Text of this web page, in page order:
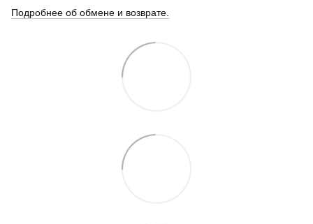
Подробнее об обмене и возврате.